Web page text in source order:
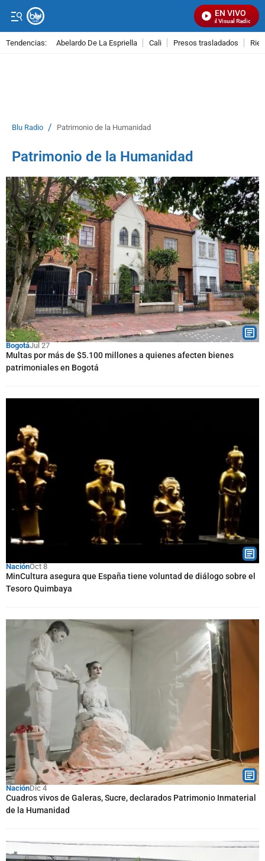
EN VIVO
Señal Visual Radio
Tendencias: Abelardo De La Espriella Cali Presos trasladados
Blu Radio / Patrimonio de la Humanidad
Patrimonio de la Humanidad
BogotáJul 27
Multas por más de $5.100 millones a quienes afecten bienes
patrimoniales en Bogotá
NaciónOct 8
MinCultura asegura que España tiene voluntad de diálogo sobre el
Tesoro Quimbaya
NaciónDic 4
Cuadros vivos de Galeras, Sucre, declarados Patrimonio Inmaterial
de la Humanidad